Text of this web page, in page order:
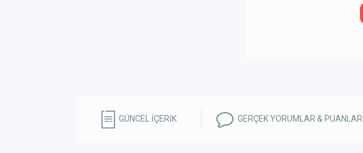
GÜNCEL İÇERİK GERÇEK YORUMLAR & PUANLAR